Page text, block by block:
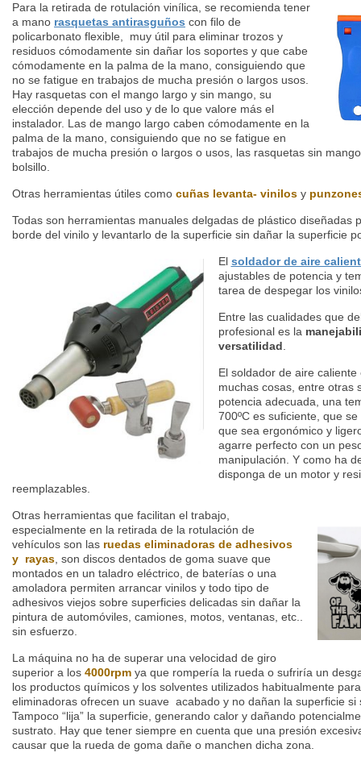
Para la retirada de rotulación vinílica, se recomienda tener
a mano rasquetas antirasguños con filo de
policarbonato flexible, muy útil para eliminar trozos y
residuos cómodamente sin dañar los soportes y que cabe
cómodamente en la palma de la mano, consiguiendo que
no se fatigue en trabajos de mucha presión o largos usos.
Hay rasquetas con el mango largo y sin mango, su
elección depende del uso y de lo que valore más el
instalador. Las de mango largo caben cómodamente en la
palma de la mano, consiguiendo que no se fatigue en
trabajos de mucha presión o largos o usos, las rasquetas sin
bolsillo.
Otras herramientas útiles como cuñas levanta- vinilos y
Todas son herramientas manuales delgadas de plástico diseñadas
borde del vinilo y levantarlo de la superficie sin dañar la superficie
El soldador de aire
ajustables de potencia y
tarea de despegar los
Entre las cualidades que
profesional es la m
versatilidad.
El soldador de aire
muchas cosas, entre otras
potencia adecuada, una
700ºC es suficiente, que
que sea ergonómico y
agarre perfecto con un
manipulación. Y como ha
disponga de un motor y
reemplazables.
Otras herramientas que facilitan el trabajo,
especialmente en la retirada de la rotulación de
vehículos son las ruedas eliminadoras de adhesivos
y rayas, son discos dentados de goma suave que
montados en un taladro eléctrico, de baterías o una
amoladora permiten arrancar vinilos y todo tipo de
adhesivos viejos sobre superficies delicadas sin dañar la
pintura de automóviles, camiones, motos, ventanas, etc..
sin esfuerzo.
La máquina no ha de superar una velocidad de giro
superior a los 4000rpm ya que rompería la rueda o sufriría un
los productos químicos y los solventes utilizados habitualmente
eliminadoras ofrecen un suave acabado y no dañan la superficie
Tampoco “lija” la superficie, generando calor y dañando
sustrato. Hay que tener siempre en cuenta que una presión
causar que la rueda de goma dañe o manchen dicha zona.